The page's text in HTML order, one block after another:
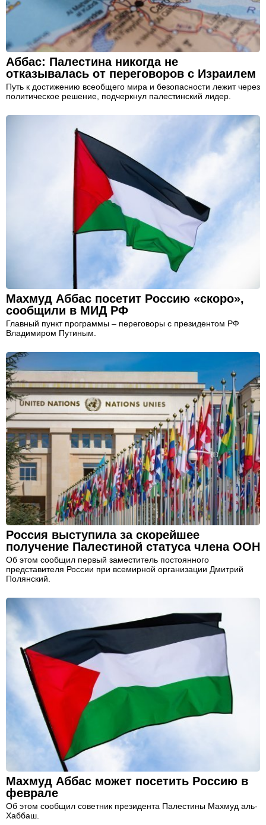
Аббас: Палестина никогда не
отказывалась от переговоров с Израилем
Путь к достижению всеобщего мира и безопасности лежит через
политическое решение, подчеркнул палестинский лидер.
Махмуд Аббас посетит Россию «скоро»,
сообщили в МИД РФ
Главный пункт программы – переговоры с президентом РФ
Владимиром Путиным.
Россия выступила за скорейшее
получение Палестиной статуса члена ООН
Об этом сообщил первый заместитель постоянного
представителя России при всемирной организации Дмитрий
Полянский.
Махмуд Аббас может посетить Россию в
феврале
Об этом сообщил советник президента Палестины Махмуд аль-
Хаббаш.